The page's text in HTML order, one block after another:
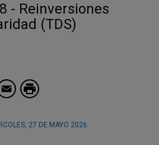
- Reinversiones
(TDS)
Email
27 DE MAYO 2026